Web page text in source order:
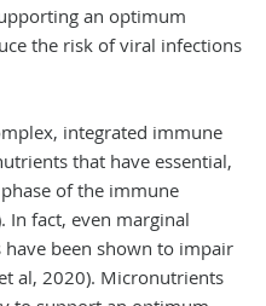
an optimum
the risk of viral infections
integrated immune
that have essential,
of the immune
In fact, even marginal
been shown to impair
al, 2020). Micronutrients